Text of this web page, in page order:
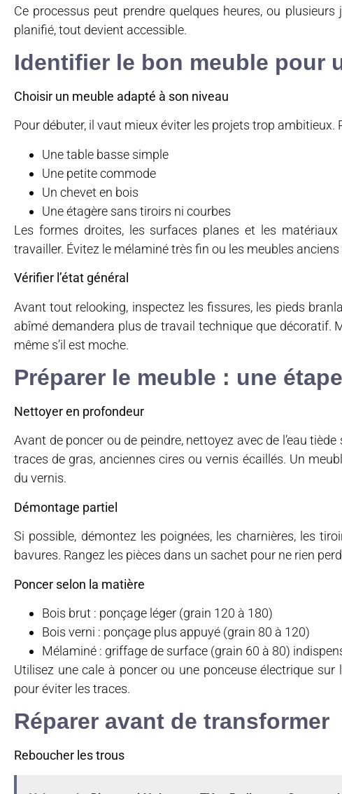
Ce processus peut prendre quelques heures, ou
planifié, tout devient accessible.
Identifier le bon meuble pour
Choisir un meuble adapté à son niveau
Pour débuter, il vaut mieux éviter les projets trop ambitieux.
Une table basse simple
Une petite commode
Un chevet en bois
Une étagère sans tiroirs ni courbes
Les formes droites, les surfaces planes et les
travailler. Évitez le mélaminé très fin ou les meubles
Vérifier l’état général
Avant tout relooking, inspectez les fissures, les pieds
abîmé demandera plus de travail technique que
même s’il est moche.
Préparer le meuble : une
Nettoyer en profondeur
Avant de poncer ou de peindre, nettoyez avec de l’eau
traces de gras, anciennes cires ou vernis écaillés. Un
du vernis.
Démontage partiel
Si possible, démontez les poignées, les charnières, les
bavures. Rangez les pièces dans un sachet pour ne rien
Poncer selon la matière
Bois brut : ponçage léger (grain 120 à 180)
Bois verni : ponçage plus appuyé (grain 80 à 120)
Mélaminé : griffage de surface (grain 60 à 80)
Utilisez une cale à poncer ou une ponceuse électrique
pour éviter les traces.
Réparer avant de transformer
Reboucher les trous